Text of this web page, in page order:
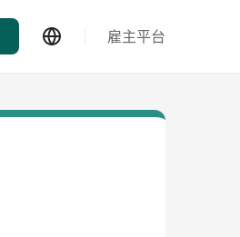
雇主平台